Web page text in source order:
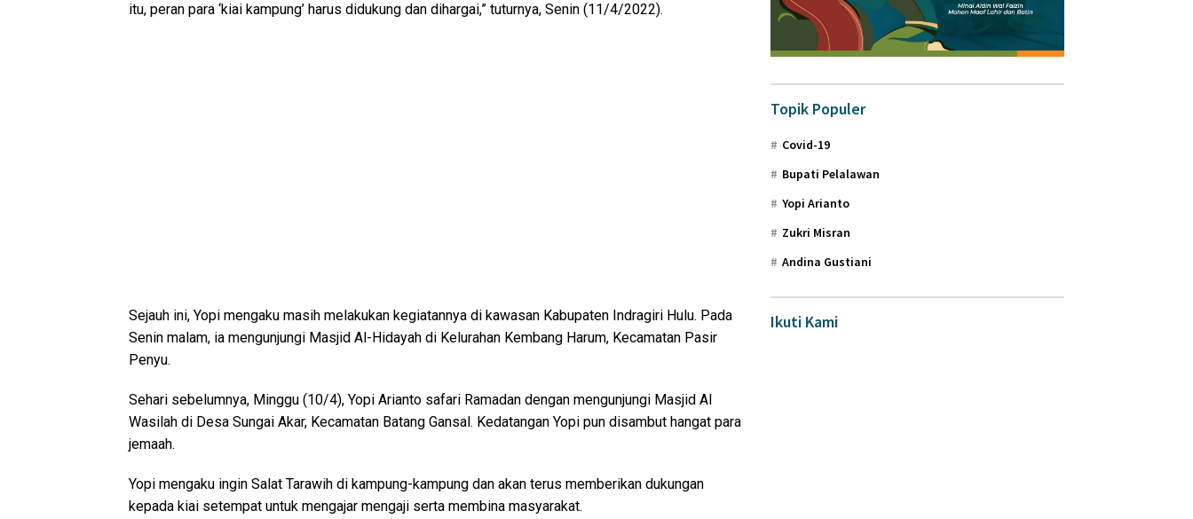
itu, peran para ‘kiai kampung’ harus didukung dan dihargai,” tuturnya, Senin (11/4/2022).
Sejauh ini, Yopi mengaku masih melakukan kegiatannya di kawasan Kabupaten Indragiri Hulu. Pada
Senin malam, ia mengunjungi Masjid Al-Hidayah di Kelurahan Kembang Harum, Kecamatan Pasir
Penyu.
Sehari sebelumnya, Minggu (10/4), Yopi Arianto safari Ramadan dengan mengunjungi Masjid Al
Wasilah di Desa Sungai Akar, Kecamatan Batang Gansal. Kedatangan Yopi pun disambut hangat para
jemaah.
Yopi mengaku ingin Salat Tarawih di kampung-kampung dan akan terus memberikan dukungan
kepada kiai setempat untuk mengajar mengaji serta membina masyarakat.
Topik Populer
Covid-19
Bupati Pelalawan
Yopi Arianto
Zukri Misran
Andina Gustiani
Ikuti Kami